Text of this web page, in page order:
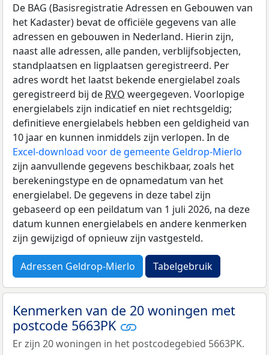
De BAG (Basisregistratie Adressen en Gebouwen van
het Kadaster) bevat de officiële gegevens van alle
adressen en gebouwen in Nederland. Hierin zijn,
naast alle adressen, alle panden, verblijfsobjecten,
standplaatsen en ligplaatsen geregistreerd. Per
adres wordt het laatst bekende energielabel zoals
geregistreerd bij de RVO weergegeven. Voorlopige
energielabels zijn indicatief en niet rechtsgeldig;
definitieve energielabels hebben een geldigheid van
10 jaar en kunnen inmiddels zijn verlopen. In de
Excel-download voor de gemeente Geldrop-Mierlo
zijn aanvullende gegevens beschikbaar, zoals het
berekeningstype en de opnamedatum van het
energielabel. De gegevens in deze tabel zijn
gebaseerd op een peildatum van 1 juli 2026, na deze
datum kunnen energielabels en andere kenmerken
zijn gewijzigd of opnieuw zijn vastgesteld.
Adressen Geldrop-Mierlo Tabelgebruik
Kenmerken van de 20 woningen met
postcode 5663PK
Er zijn 20 woningen in het postcodegebied 5663PK.